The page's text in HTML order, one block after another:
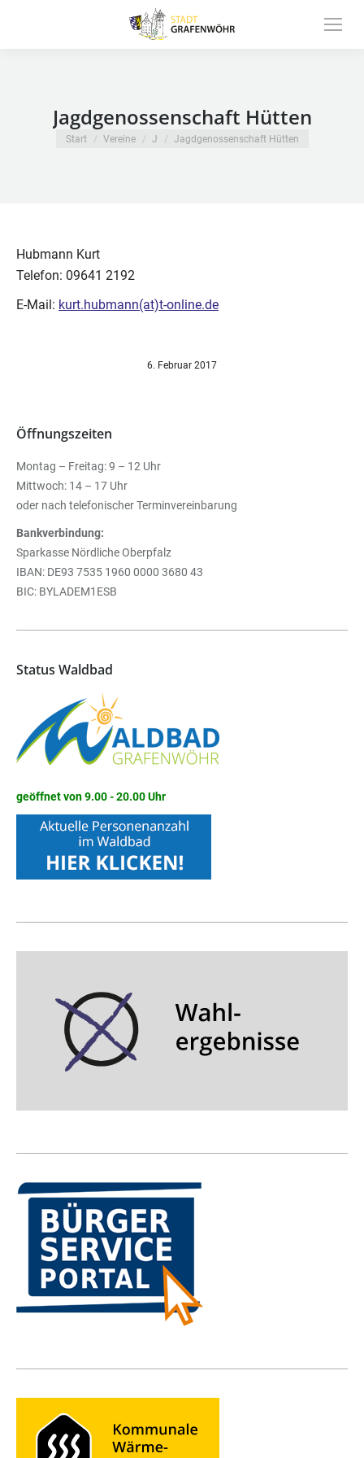
Jagdgenossenschaft Hütten
Sie befinden sich hier:
Start Vereine J Jagdgenossenschaft Hütten
Hubmann Kurt
Telefon: 09641 2192
E-Mail: kurt.hubmann(at)t-online.de
6. Februar 2017
Öffnungszeiten
Montag – Freitag: 9 – 12 Uhr
Mittwoch: 14 – 17 Uhr
oder nach telefonischer Terminvereinbarung
Bankverbindung:
Sparkasse Nördliche Oberpfalz
IBAN: DE93 7535 1960 0000 3680 43
BIC: BYLADEM1ESB
Status Waldbad
geöffnet von 9.00 - 20.00 Uhr